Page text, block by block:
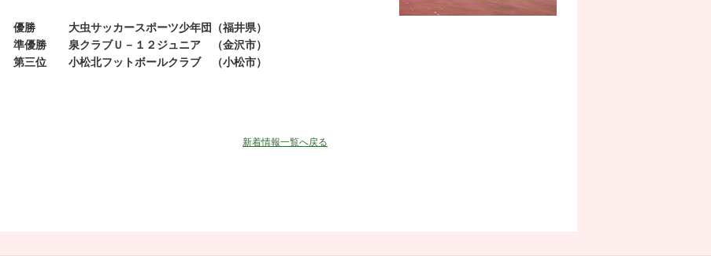
優勝 大虫サッカースポーツ少年団（福井県）
準優勝 泉クラブＵ－１２ジュニア （金沢市）
第三位 小松北フットボールクラブ （小松市）
新着情報一覧へ戻る